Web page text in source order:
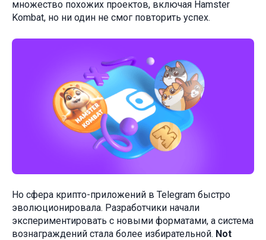
множество похожих проектов, включая Hamster
Kombat, но ни один не смог повторить успех.
Но сфера крипто-приложений в Telegram быстро
эволюционировала. Разработчики начали
экспериментировать с новыми форматами, а система
вознаграждений стала более избирательной. Not